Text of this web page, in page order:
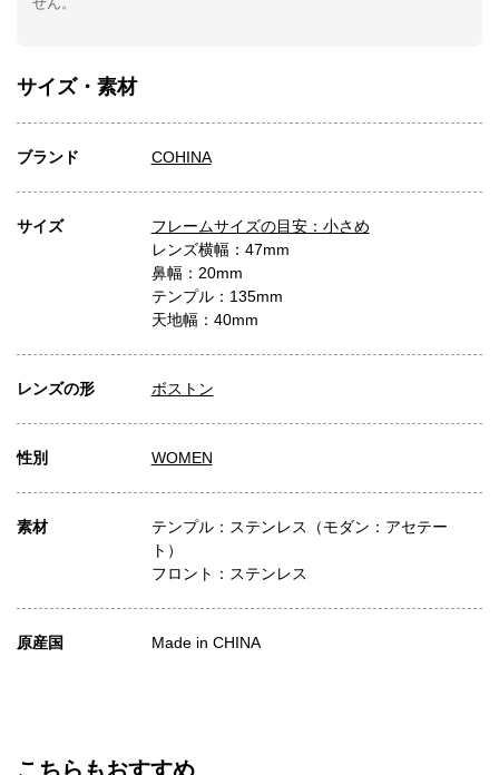
サイズ・素材
ブランド COHINA
サイズ
フレームサイズの目安：小さめ
レンズ横幅：47mm
鼻幅：20mm
テンプル：135mm
天地幅：40mm
レンズの形 ボストン
性別 WOMEN
素材
テンプル：ステンレス（モダン：アセテー
ト）
フロント：ステンレス
原産国 Made in CHINA
こちらもおすすめ